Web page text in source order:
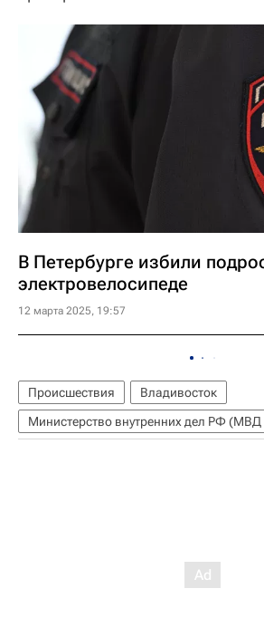
В Петербурге избили
электровелосипеде
12 марта 2025, 19:57
Происшествия
Владивосток
Министерство внутренних дел РФ (МВД